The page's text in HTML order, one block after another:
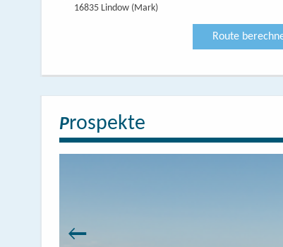
16835 Lindow (Mark)
Route
Prospekte